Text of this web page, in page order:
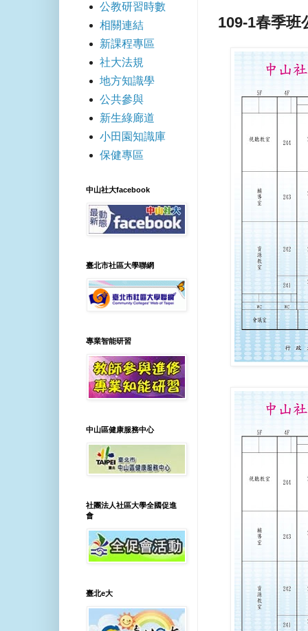
109-1春季班
公教研習時數
相關連結
新課程專區
社大法規
地方知識學
公共參與
新生綠廊道
小田園知識庫
保健專區
中山社大facebook
臺北市社區大學聯網
專業智能研習
中山區健康服務中心
社團法人社區大學全國促進
會
臺北e大